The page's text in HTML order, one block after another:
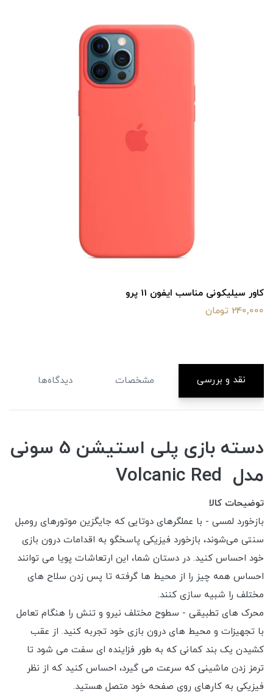
کاور سیلیکونی مناسب ایفون 11 پرو
240,000 تومان
نقد و بررسی مشخصات دیدگاه‌ها
دسته بازی پلی استیشن 5 سونی
مدل Volcanic Red
توضیحات کالا
بازخورد لمسی - با عملگرهای دوتایی که جایگزین موتورهای رومبل
سنتی می‌شوند، بازخورد فیزیکی پاسخگو به اقدامات درون بازی
خود احساس کنید. در دستان شما، این ارتعاشات پویا می توانند
احساس همه چیز را از محیط ها گرفته تا پس زدن سلاح های
مختلف را شبیه سازی کنند.
محرک های تطبیقی - سطوح مختلف نیرو و تنش را هنگام تعامل
با تجهیزات و محیط های درون بازی خود تجربه کنید. از عقب
کشیدن یک بند کمانی که به طور فزاینده ای سفت می شود تا
ترمز زدن ماشینی که سرعت می گیرد، احساس کنید که از نظر
فیزیکی به کارهای روی صفحه خود متصل هستید.